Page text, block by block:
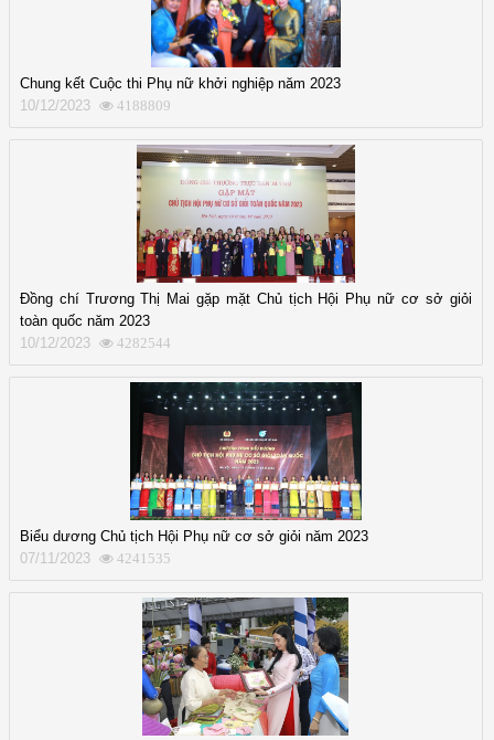
Chung kết Cuộc thi Phụ nữ khởi nghiệp năm 2023
10/12/2023
4188809
Đồng chí Trương Thị Mai gặp mặt Chủ tịch Hội Phụ nữ cơ sở giỏi
toàn quốc năm 2023
10/12/2023
4282544
Biểu dương Chủ tịch Hội Phụ nữ cơ sở giỏi năm 2023
07/11/2023
4241535